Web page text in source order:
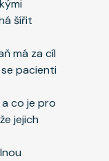
šířit
má za cíl
pacienti
co je pro
jejich